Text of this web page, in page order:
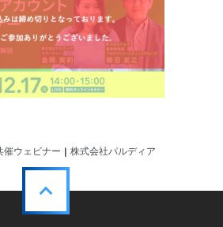
催ウェビナー | 株式会社パルディア